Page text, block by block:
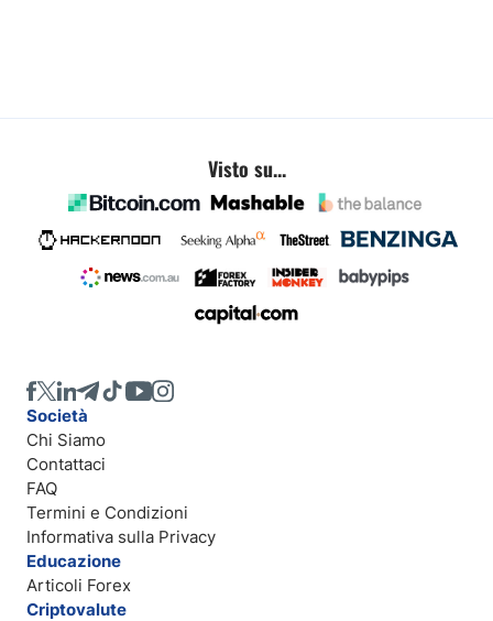
Visto su...
Società
Chi Siamo
Contattaci
FAQ
Termini e Condizioni
Informativa sulla Privacy
Educazione
Articoli Forex
Criptovalute